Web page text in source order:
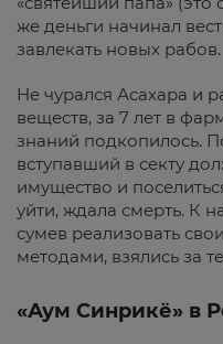
же деньги начинал
завлекать новых рабов.
Не чурался Асахара и
веществ, за 7 лет в
знаний подкопилось.
вступавший в секту
имущество и
уйти, ждала смерть. К
сумев реализовать
методами, взялись за
«Аум Синрикё» в